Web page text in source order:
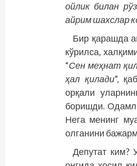
ойлик билан
айрим шахс­лар
Бир қарашда
кўрилса,
“Сен меҳнат
ҳал қилади”,
орқали
боришди.
Нега менинг
олганини
Депутат ким?